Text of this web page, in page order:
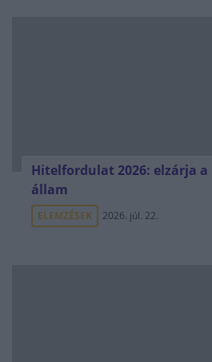
Hitelfordulat 2026: elzárja a
állam
ELEMZÉSEK 2026. júl. 22.